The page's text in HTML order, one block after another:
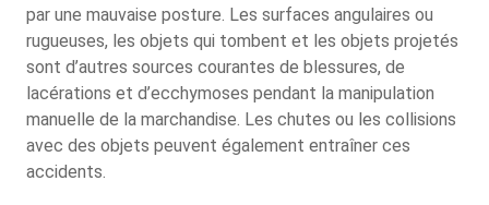
par une mauvaise posture. Les surfaces angulaires ou
rugueuses, les objets qui tombent et les objets projetés
sont d’autres sources courantes de blessures, de
lacérations et d’ecchymoses pendant la manipulation
manuelle de la marchandise. Les chutes ou les collisions
avec des objets peuvent également entraîner ces
accidents.